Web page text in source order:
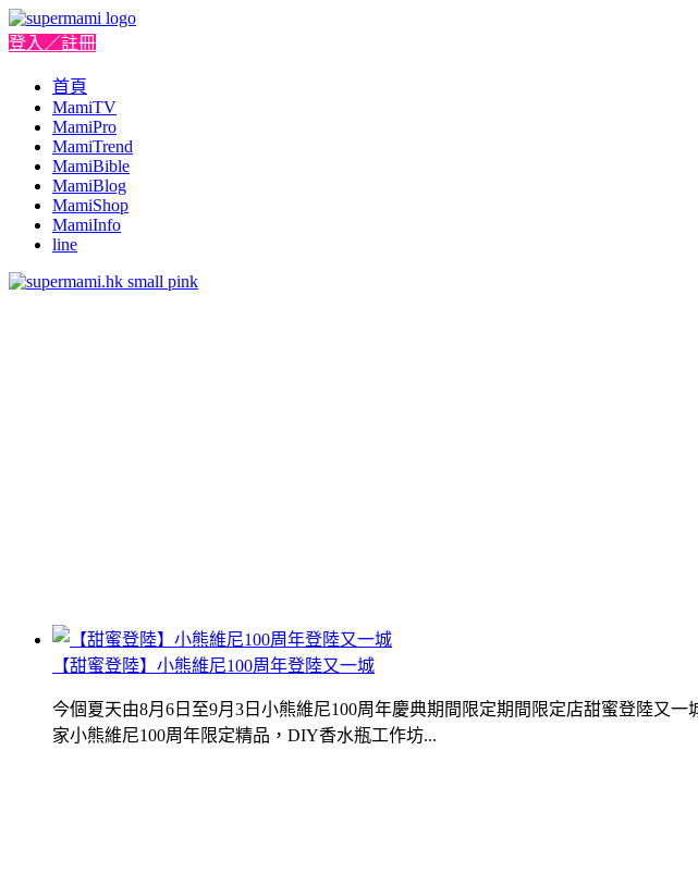
登入／註冊
首頁
MamiTV
MamiPro
MamiTrend
MamiBible
MamiBlog
MamiShop
MamiInfo
line
【甜蜜登陸】小熊維尼100周年登陸又一城
今個夏天由8月6日至9月3日小熊維尼100周年慶典期間限定期間限定店甜蜜登陸又
家小熊維尼100周年限定精品，DIY香水瓶工作坊...